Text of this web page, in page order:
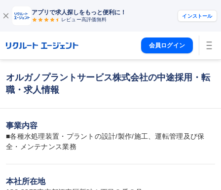
アプリで求人探しをもっと便利に！
レビュー高評価無料
インストール
会員ログイン
オルガノプラントサービス株式会社の中途採用・転
職・求人情報
事業内容
■各種水処理装置・プラントの設計/製作/施工、運転管理及び保
全・メンテナンス業務
本社所在地